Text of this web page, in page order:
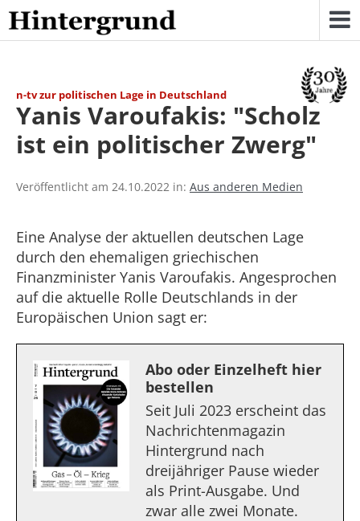
Skip
to
content
n-tv zur politischen Lage in Deutschland
Yanis Varoufakis: "Scholz
ist ein politischer Zwerg"
Veröffentlicht am 24.10.2022 in: Aus anderen Medien
Eine Analyse der aktuellen deutschen Lage
durch den ehemaligen griechischen
Finanzminister Yanis Varoufakis. Angesprochen
auf die aktuelle Rolle Deutschlands in der
Europäischen Union sagt er:
Abo oder Einzelheft hier
bestellen
Seit Juli 2023 erscheint das
Nachrichtenmagazin
Hintergrund nach
dreijähriger Pause wieder
als Print-Ausgabe. Und
zwar alle zwei Monate.